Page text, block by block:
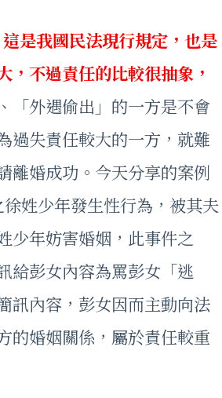
是我國民法現行規定，也是
不過責任的比較很抽象，
「外遇偷出」的一方是不會
過失責任較大的一方，就難
離婚成功。今天分享的案例
姓少年發生性行為，被其夫
少年妨害婚姻，此事件之
給彭女內容為罵彭女「逃
訊內容，彭女因而主動向法
的婚姻關係，屬於責任較重